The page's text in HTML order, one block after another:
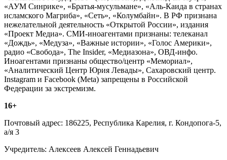
«АУМ Синрике», «Братья-мусульмане», «Аль-Каида в странах
исламского Магриба», «Сеть», «Колумбайн». В РФ признана
нежелательной деятельность «Открытой России», издания
«Проект Медиа». СМИ-иноагентами признаны: телеканал
«Дождь», «Медуза», «Важные истории», «Голос Америки»,
радио «Свобода», The Insider, «Медиазона», ОВД-инфо.
Иноагентами признаны общество/центр «Мемориал»,
«Аналитический Центр Юрия Левады», Сахаровский центр.
Instagram и Facebook (Metа) запрещены в Российской
Федерации за экстремизм.
16+
Почтовый адрес: 186225, Республика Карелия, г. Кондопога-5,
а/я 3
Учредитель: Алексеев Алексей Геннадьевич